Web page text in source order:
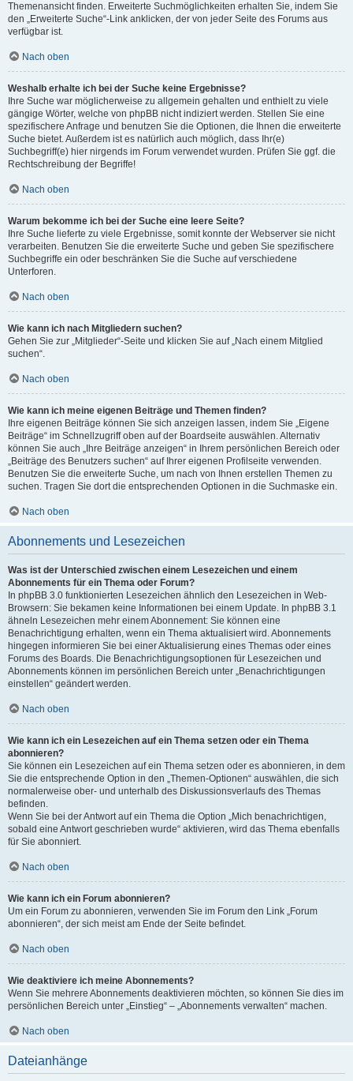
Themenansicht finden. Erweiterte Suchmöglichkeiten erhalten Sie, indem Sie
den „Erweiterte Suche“-Link anklicken, der von jeder Seite des Forums aus
verfügbar ist.
Nach oben
Weshalb erhalte ich bei der Suche keine Ergebnisse?
Ihre Suche war möglicherweise zu allgemein gehalten und enthielt zu viele
gängige Wörter, welche von phpBB nicht indiziert werden. Stellen Sie eine
spezifischere Anfrage und benutzen Sie die Optionen, die Ihnen die erweiterte
Suche bietet. Außerdem ist es natürlich auch möglich, dass Ihr(e)
Suchbegriff(e) hier nirgends im Forum verwendet wurden. Prüfen Sie ggf. die
Rechtschreibung der Begriffe!
Nach oben
Warum bekomme ich bei der Suche eine leere Seite?
Ihre Suche lieferte zu viele Ergebnisse, somit konnte der Webserver sie nicht
verarbeiten. Benutzen Sie die erweiterte Suche und geben Sie spezifischere
Suchbegriffe ein oder beschränken Sie die Suche auf verschiedene
Unterforen.
Nach oben
Wie kann ich nach Mitgliedern suchen?
Gehen Sie zur „Mitglieder“-Seite und klicken Sie auf „Nach einem Mitglied
suchen“.
Nach oben
Wie kann ich meine eigenen Beiträge und Themen finden?
Ihre eigenen Beiträge können Sie sich anzeigen lassen, indem Sie „Eigene
Beiträge“ im Schnellzugriff oben auf der Boardseite auswählen. Alternativ
können Sie auch „Ihre Beiträge anzeigen“ in Ihrem persönlichen Bereich oder
„Beiträge des Benutzers suchen“ auf Ihrer eigenen Profilseite verwenden.
Benutzen Sie die erweiterte Suche, um nach von Ihnen erstellen Themen zu
suchen. Tragen Sie dort die entsprechenden Optionen in die Suchmaske ein.
Nach oben
Abonnements und Lesezeichen
Was ist der Unterschied zwischen einem Lesezeichen und einem
Abonnements für ein Thema oder Forum?
In phpBB 3.0 funktionierten Lesezeichen ähnlich den Lesezeichen in Web-
Browsern: Sie bekamen keine Informationen bei einem Update. In phpBB 3.1
ähneln Lesezeichen mehr einem Abonnement: Sie können eine
Benachrichtigung erhalten, wenn ein Thema aktualisiert wird. Abonnements
hingegen informieren Sie bei einer Aktualisierung eines Themas oder eines
Forums des Boards. Die Benachrichtigungsoptionen für Lesezeichen und
Abonnements können im persönlichen Bereich unter „Benachrichtigungen
einstellen“ geändert werden.
Nach oben
Wie kann ich ein Lesezeichen auf ein Thema setzen oder ein Thema
abonnieren?
Sie können ein Lesezeichen auf ein Thema setzen oder es abonnieren, in dem
Sie die entsprechende Option in den „Themen-Optionen“ auswählen, die sich
normalerweise ober- und unterhalb des Diskussionsverlaufs des Themas
befinden.
Wenn Sie bei der Antwort auf ein Thema die Option „Mich benachrichtigen,
sobald eine Antwort geschrieben wurde“ aktivieren, wird das Thema ebenfalls
für Sie abonniert.
Nach oben
Wie kann ich ein Forum abonnieren?
Um ein Forum zu abonnieren, verwenden Sie im Forum den Link „Forum
abonnieren“, der sich meist am Ende der Seite befindet.
Nach oben
Wie deaktiviere ich meine Abonnements?
Wenn Sie mehrere Abonnements deaktivieren möchten, so können Sie dies im
persönlichen Bereich unter „Einstieg“ – „Abonnements verwalten“ machen.
Nach oben
Dateianhänge